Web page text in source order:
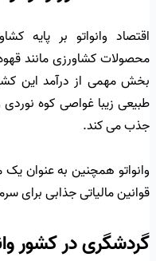
اقتصاد وانواتو بر پایه
محصولات کشاورزی مانند
بخش مهمی از درآمد این
طبیعی زیبا غواصی کوه
جذب می کند.
وانواتو همچنین به عنوان
قوانین مالیاتی جذابی برای
گردشگری در کشور